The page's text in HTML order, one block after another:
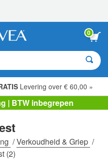
0
Levering over € 60,00 »
| BTW inbegrepen
/Verkoudheid & Griep /
(2)